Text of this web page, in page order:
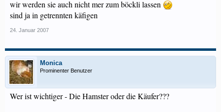
wir werden sie auch nicht mer zum böckli lassen
sind ja in getrennten käfigen
24. Januar 2007
Monica
Prominenter Benutzer
Wer ist wichtiger - Die Hamster oder die Käufer???